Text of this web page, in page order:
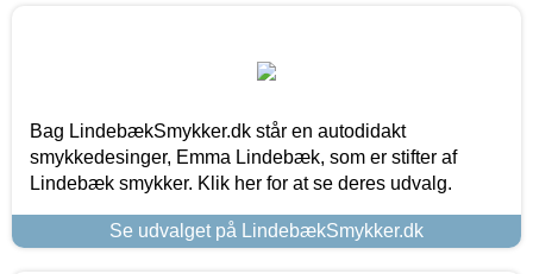
Bag LindebækSmykker.dk står en autodidakt
smykkedesinger, Emma Lindebæk, som er stifter af
Lindebæk smykker. Klik her for at se deres udvalg.
Se udvalget på LindebækSmykker.dk